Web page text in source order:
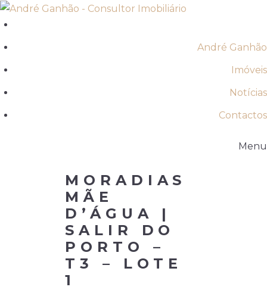
André Ganhão
Imóveis
Notícias
Contactos
Menu
MORADIAS
MÃE
D’ÁGUA |
SALIR DO
PORTO –
T3 – LOTE
1